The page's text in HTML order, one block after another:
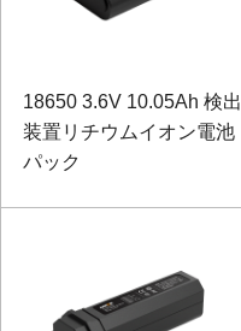
18650 3.6V 10.05Ah 検出
装置リチウムイオン電池
パック